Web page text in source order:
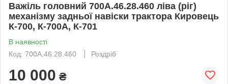
Важіль головний 700А.46.28.460 ліва (ріг)
механізму задньої навіски трактора Кировець
К-700, К-700А, К-701
В наявності
Код: 700А.46.28.460
Роздріб
10 000 ₴